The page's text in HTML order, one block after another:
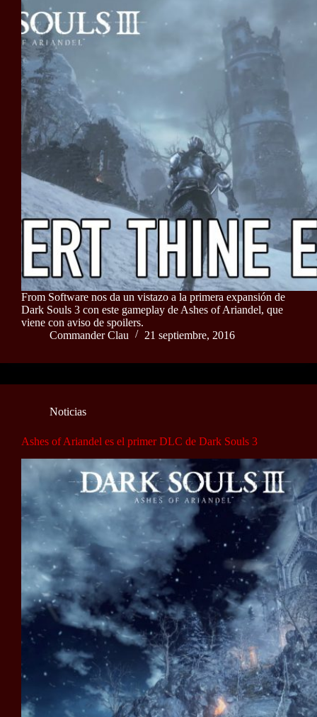
From Software nos da un vistazo a la primera expansión de
Dark Souls 3 con este gameplay de Ashes of Ariandel, que
viene con aviso de spoilers.
Commander Clau
21 septiembre, 2016
Noticias
Ashes of Ariandel es el primer DLC de Dark Souls 3